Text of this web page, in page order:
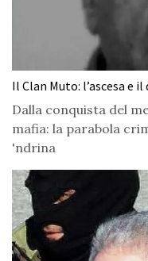
Il Clan Muto: l’ascesa e
Dalla conquista del
mafia: la parabola
'ndrina